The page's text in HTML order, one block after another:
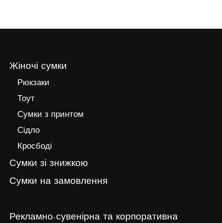
Жіночі сумки
Рюкзаки
Тоут
Сумки з принтом
Сідло
Кросбоді
Сумки зі знижкою
Сумки на замовлення
Рекламно-сувенірна та корпоративна